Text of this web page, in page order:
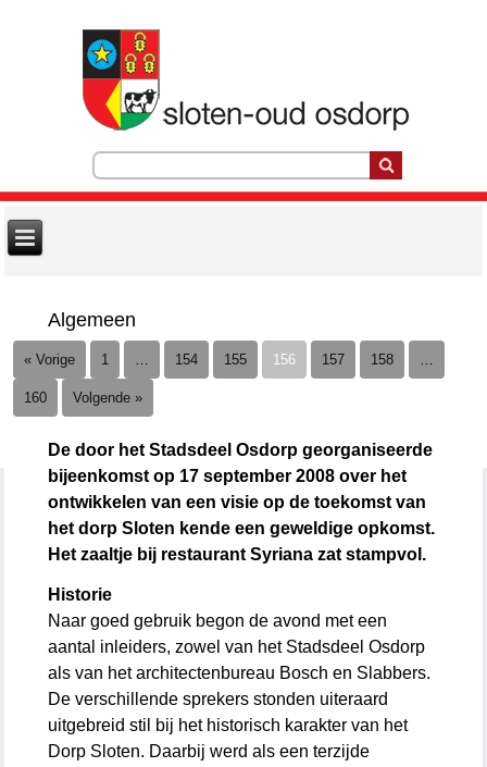
Algemeen
« Vorige 1 … 154 155 156 157 158 …
160 Volgende »
De door het Stadsdeel Osdorp georganiseerde
bijeenkomst op 17 september 2008 over het
ontwikkelen van een visie op de toekomst van
het dorp Sloten kende een geweldige opkomst.
Het zaaltje bij restaurant Syriana zat stampvol.
Historie
Naar goed gebruik begon de avond met een
aantal inleiders, zowel van het Stadsdeel Osdorp
als van het architectenbureau Bosch en Slabbers.
De verschillende sprekers stonden uiteraard
uitgebreid stil bij het historisch karakter van het
Dorp Sloten. Daarbij werd als een terzijde